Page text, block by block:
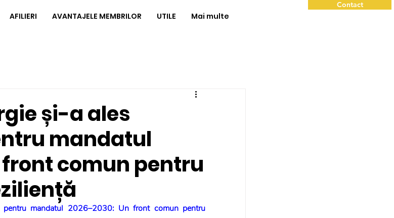
AFILIERI AVANTAJELE MEMBRILOR UTILE Mai multe
Contact
și-a ales
mandatul
front comun pentru
pentru mandatul 2026–2030: Un front comun pentru